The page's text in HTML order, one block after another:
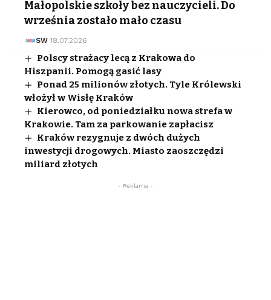
Małopolskie szkoły bez nauczycieli. Do
września zostało mało czasu
SW 18.07.2026
Polscy strażacy lecą z Krakowa do
Hiszpanii. Pomogą gasić lasy
Ponad 25 milionów złotych. Tyle Królewski
włożył w Wisłę Kraków
Kierowco, od poniedziałku nowa strefa w
Krakowie. Tam za parkowanie zapłacisz
Kraków rezygnuje z dwóch dużych
inwestycji drogowych. Miasto zaoszczędzi
miliard złotych
- Reklama -